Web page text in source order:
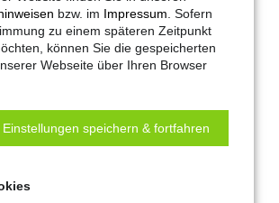
Output-Box 230V
Output-Box zur Ansteuerung von
der HAUTAU WLAN-Box. Die Output-
Box ermöglicht die Einbindung von
Standardantrieben in das HAUTAU
per Smartphone und Tablet.
bzw. im Impressum . Sofern
zu einem späteren Zeitpunkt
können Sie die gespeicherten
Webseite über Ihren Browser
Einstellungen speichern & fortfahren